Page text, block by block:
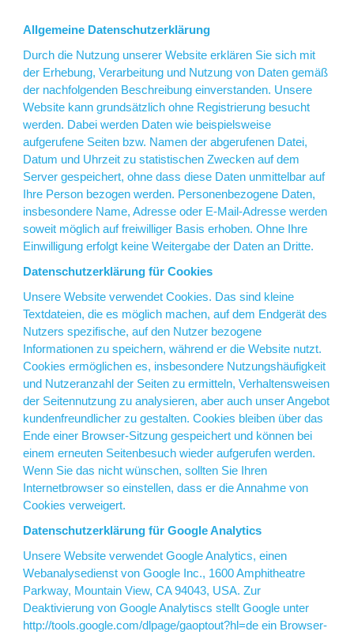
Allgemeine Datenschutzerklärung
Durch die Nutzung unserer Website erklären Sie sich mit
der Erhebung, Verarbeitung und Nutzung von Daten gemäß
der nachfolgenden Beschreibung einverstanden. Unsere
Website kann grundsätzlich ohne Registrierung besucht
werden. Dabei werden Daten wie beispielsweise
aufgerufene Seiten bzw. Namen der abgerufenen Datei,
Datum und Uhrzeit zu statistischen Zwecken auf dem
Server gespeichert, ohne dass diese Daten unmittelbar auf
Ihre Person bezogen werden. Personenbezogene Daten,
insbesondere Name, Adresse oder E-Mail-Adresse werden
soweit möglich auf freiwilliger Basis erhoben. Ohne Ihre
Einwilligung erfolgt keine Weitergabe der Daten an Dritte.
Datenschutzerklärung für Cookies
Unsere Website verwendet Cookies. Das sind kleine
Textdateien, die es möglich machen, auf dem Endgerät des
Nutzers spezifische, auf den Nutzer bezogene
Informationen zu speichern, während er die Website nutzt.
Cookies ermöglichen es, insbesondere Nutzungshäufigkeit
und Nutzeranzahl der Seiten zu ermitteln, Verhaltensweisen
der Seitennutzung zu analysieren, aber auch unser Angebot
kundenfreundlicher zu gestalten. Cookies bleiben über das
Ende einer Browser-Sitzung gespeichert und können bei
einem erneuten Seitenbesuch wieder aufgerufen werden.
Wenn Sie das nicht wünschen, sollten Sie Ihren
Internetbrowser so einstellen, dass er die Annahme von
Cookies verweigert.
Datenschutzerklärung für Google Analytics
Unsere Website verwendet Google Analytics, einen
Webanalysedienst von Google Inc., 1600 Amphitheatre
Parkway, Mountain View, CA 94043, USA. Zur
Deaktivierung von Google Analytiscs stellt Google unter
http://tools.google.com/dlpage/gaoptout?hl=deein Browser-